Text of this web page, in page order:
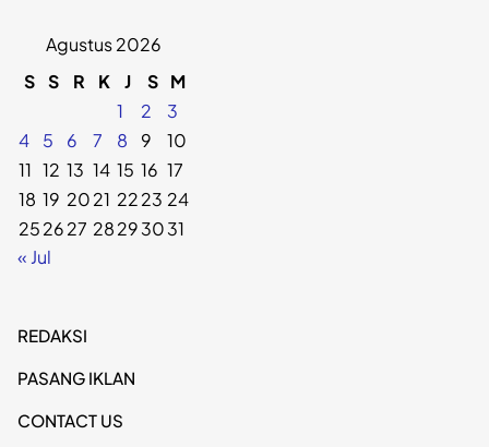
Agustus 2026
S S R K J S M
1
2
3
4
5 6 7 8 9
10
11 12 13 14 15 16 17
18 19 2021 2223 24
252627 28293031
« Jul
REDAKSI
PASANG IKLAN
CONTACT US